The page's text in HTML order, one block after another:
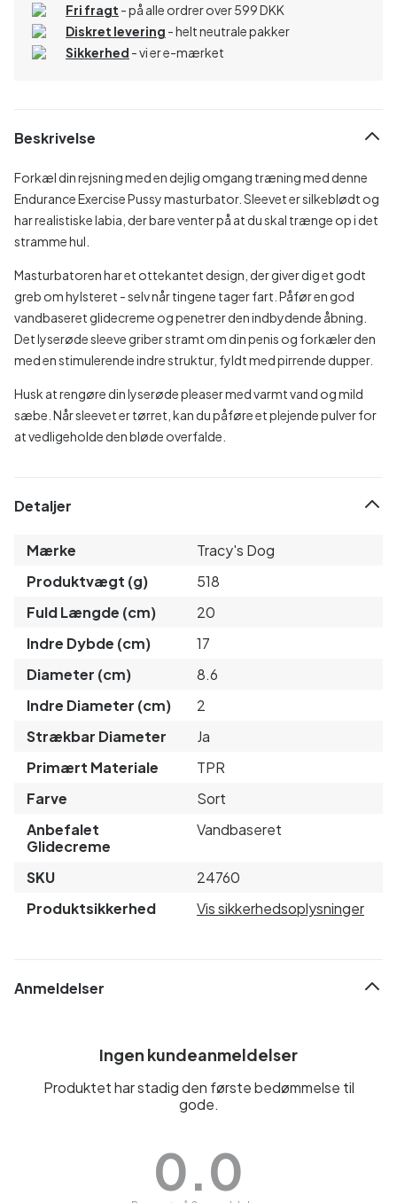
Fri fragt - på alle ordrer over 599 DKK
Diskret levering - helt neutrale pakker
Sikkerhed - vi er e-mærket
Beskrivelse
Forkæl din rejsning med en dejlig omgang træning med denne
Endurance Exercise Pussy masturbator. Sleevet er silkeblødt og
har realistiske labia, der bare venter på at du skal trænge op i det
stramme hul.
Masturbatoren har et ottekantet design, der giver dig et godt
greb om hylsteret - selv når tingene tager fart. Påfør en god
vandbaseret glidecreme og penetrer den indbydende åbning.
Det lyserøde sleeve griber stramt om din penis og forkæler den
med en stimulerende indre struktur, fyldt med pirrende dupper.
Husk at rengøre din lyserøde pleaser med varmt vand og mild
sæbe. Når sleevet er tørret, kan du påføre et plejende pulver for
at vedligeholde den bløde overfalde.
Detaljer
Mærke
Tracy's Dog
Produktvægt (g)
518
Fuld Længde (cm)
20
Indre Dybde (cm)
17
Diameter (cm)
8.6
Indre Diameter (cm)
2
Strækbar Diameter
Ja
Primært Materiale
TPR
Farve
Sort
Anbefalet
Glidecreme
Vandbaseret
SKU
24760
Produktsikkerhed
Vis sikkerhedsoplysninger
Anmeldelser
Ingen kundeanmeldelser
Produktet har stadig den første bedømmelse til
gode.
0.0